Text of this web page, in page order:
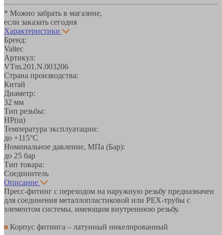
* Можно забрать в магазине,
если заказать сегодня
Характеристики
Бренд:
Valtec
Артикул:
VTm.201.N.003206
Страна производства:
Китай
Диаметр:
32 мм
Тип резьбы:
НР(ш)
Температура эксплуатации:
до +115°С
Номинальное давление, МПа (Бар):
до 25 бар
Тип товара:
Соединитель
Описание
Пресс-фитинг с переходом на наружную резьбу предназначен
для соединения металлопластиковой или РЕХ-трубы с
элементом системы, имеющим внутреннюю резьбу.
Корпус фитинга – латунный никелированный